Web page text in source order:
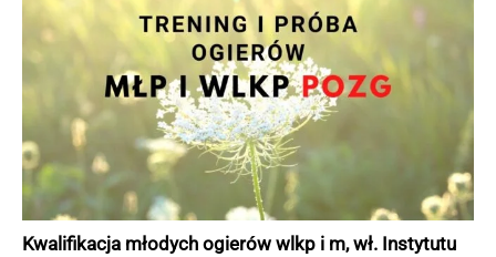
Kwalifikacja młodych ogierów wlkp i m, wł. Instytutu